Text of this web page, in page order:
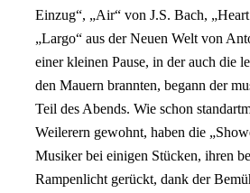
Einzug“, „Air“ von J.S. Bach,
„Largo“ aus der Neuen Welt von
einer kleinen Pause, in der auch die
den Mauern brannten, begann der
Teil des Abends. Wie schon
Weilerern gewohnt, haben die
Musiker bei einigen Stücken, ihren
Rampenlicht gerückt, dank der